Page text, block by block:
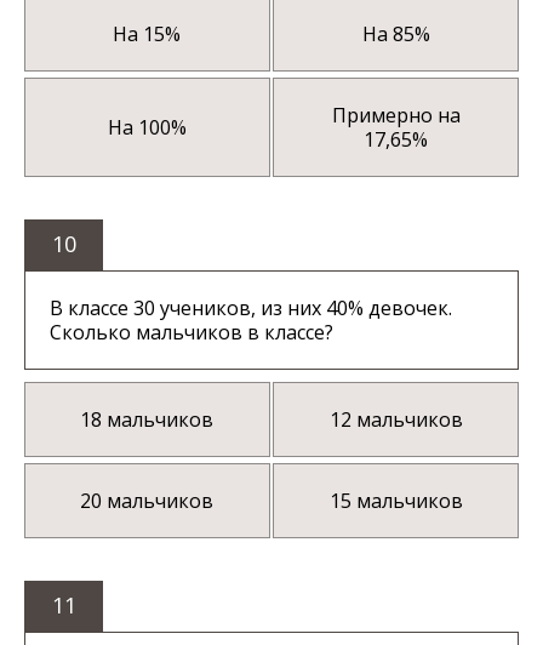
На 15% На 85%
На 100%
Примерно на
17,65%
10
В классе 30 учеников, из них 40% девочек.
Сколько мальчиков в классе?
18 мальчиков 12 мальчиков
20 мальчиков 15 мальчиков
11